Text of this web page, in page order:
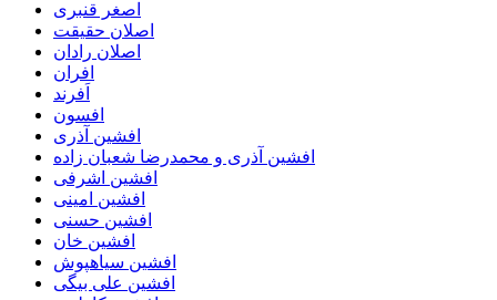
اصغر قنبری
اصلان حقیقت
اصلان رادان
افران
اَفرند
افسون
افشین آذری
افشین آذری و محمدرضا شعبان زاده
افشین اشرفی
افشین امینی
افشین حسنی
افشین خان
افشین سیاهپوش
افشین علی بیگی